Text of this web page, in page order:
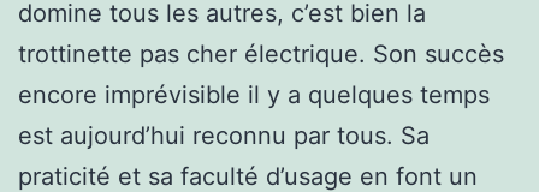
domine tous les autres, c’est bien la
trottinette pas cher électrique. Son succès
encore imprévisible il y a quelques temps
est aujourd’hui reconnu par tous. Sa
praticité et sa faculté d’usage en font un